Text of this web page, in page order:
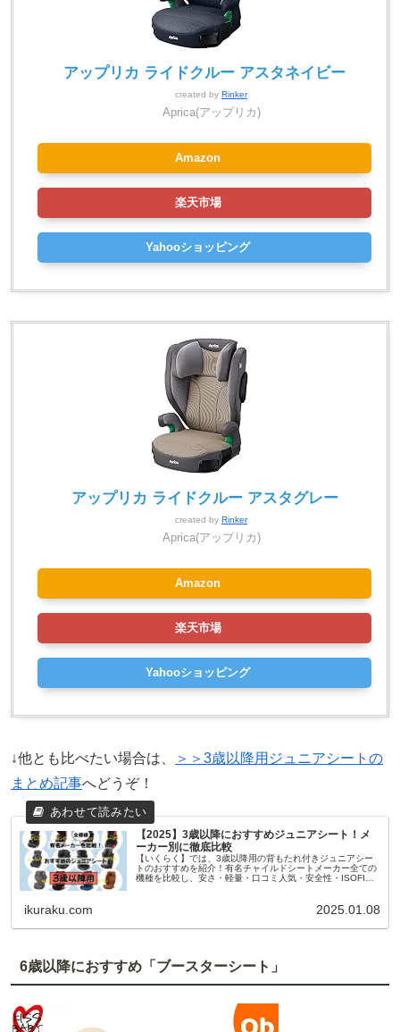
アップリカ ライドクルー アスタネイビー
created by Rinker
Aprica(アップリカ)
Amazon
楽天市場
Yahooショッピング
アップリカ ライドクルー アスタグレー
created by Rinker
Aprica(アップリカ)
Amazon
楽天市場
Yahooショッピング
↓他とも比べたい場合は、
＞＞3歳以降用ジュニアシートの
まとめ記事へどうぞ！
【2025】3歳以降におすすめジュニアシート！メ
ーカー別に徹底比較
【いくらく】では、3歳以降用の背もたれ付きジュニアシー
トのおすすめを紹介！有名チャイルドシートメーカー全ての
機種を比較し、安さ・軽量・口コミ人気・安全性・ISOFIX
ikuraku.com 2025.01.08
6歳以降におすすめ「ブースターシート」